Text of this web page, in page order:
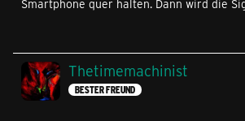
Smartphone quer halten. Dann wird die
Thetimemachinist
BESTER FREUND